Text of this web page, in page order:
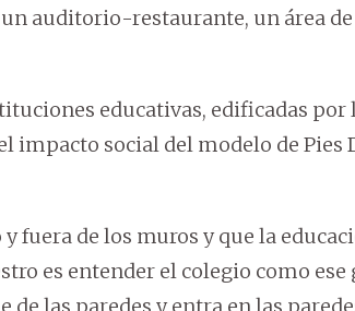
auditorio-restaurante, un área
educativas, edificadas por
impacto social del modelo de Pies
fuera de los muros y que la
es entender el colegio como ese